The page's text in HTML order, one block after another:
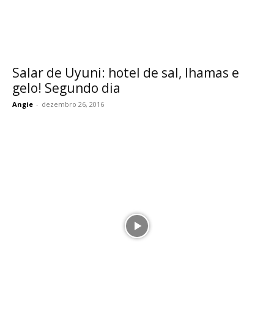
Salar de Uyuni: hotel de sal, lhamas e
gelo! Segundo dia
Angie - dezembro 26, 2016